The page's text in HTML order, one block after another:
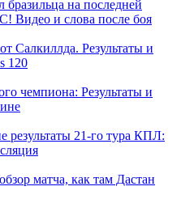
на последней
Видео и слова после боя
Салкиллда. Результаты и
120
чемпиона: Результаты и
результаты 21-го тура КПЛ:
матча, как там Дастан